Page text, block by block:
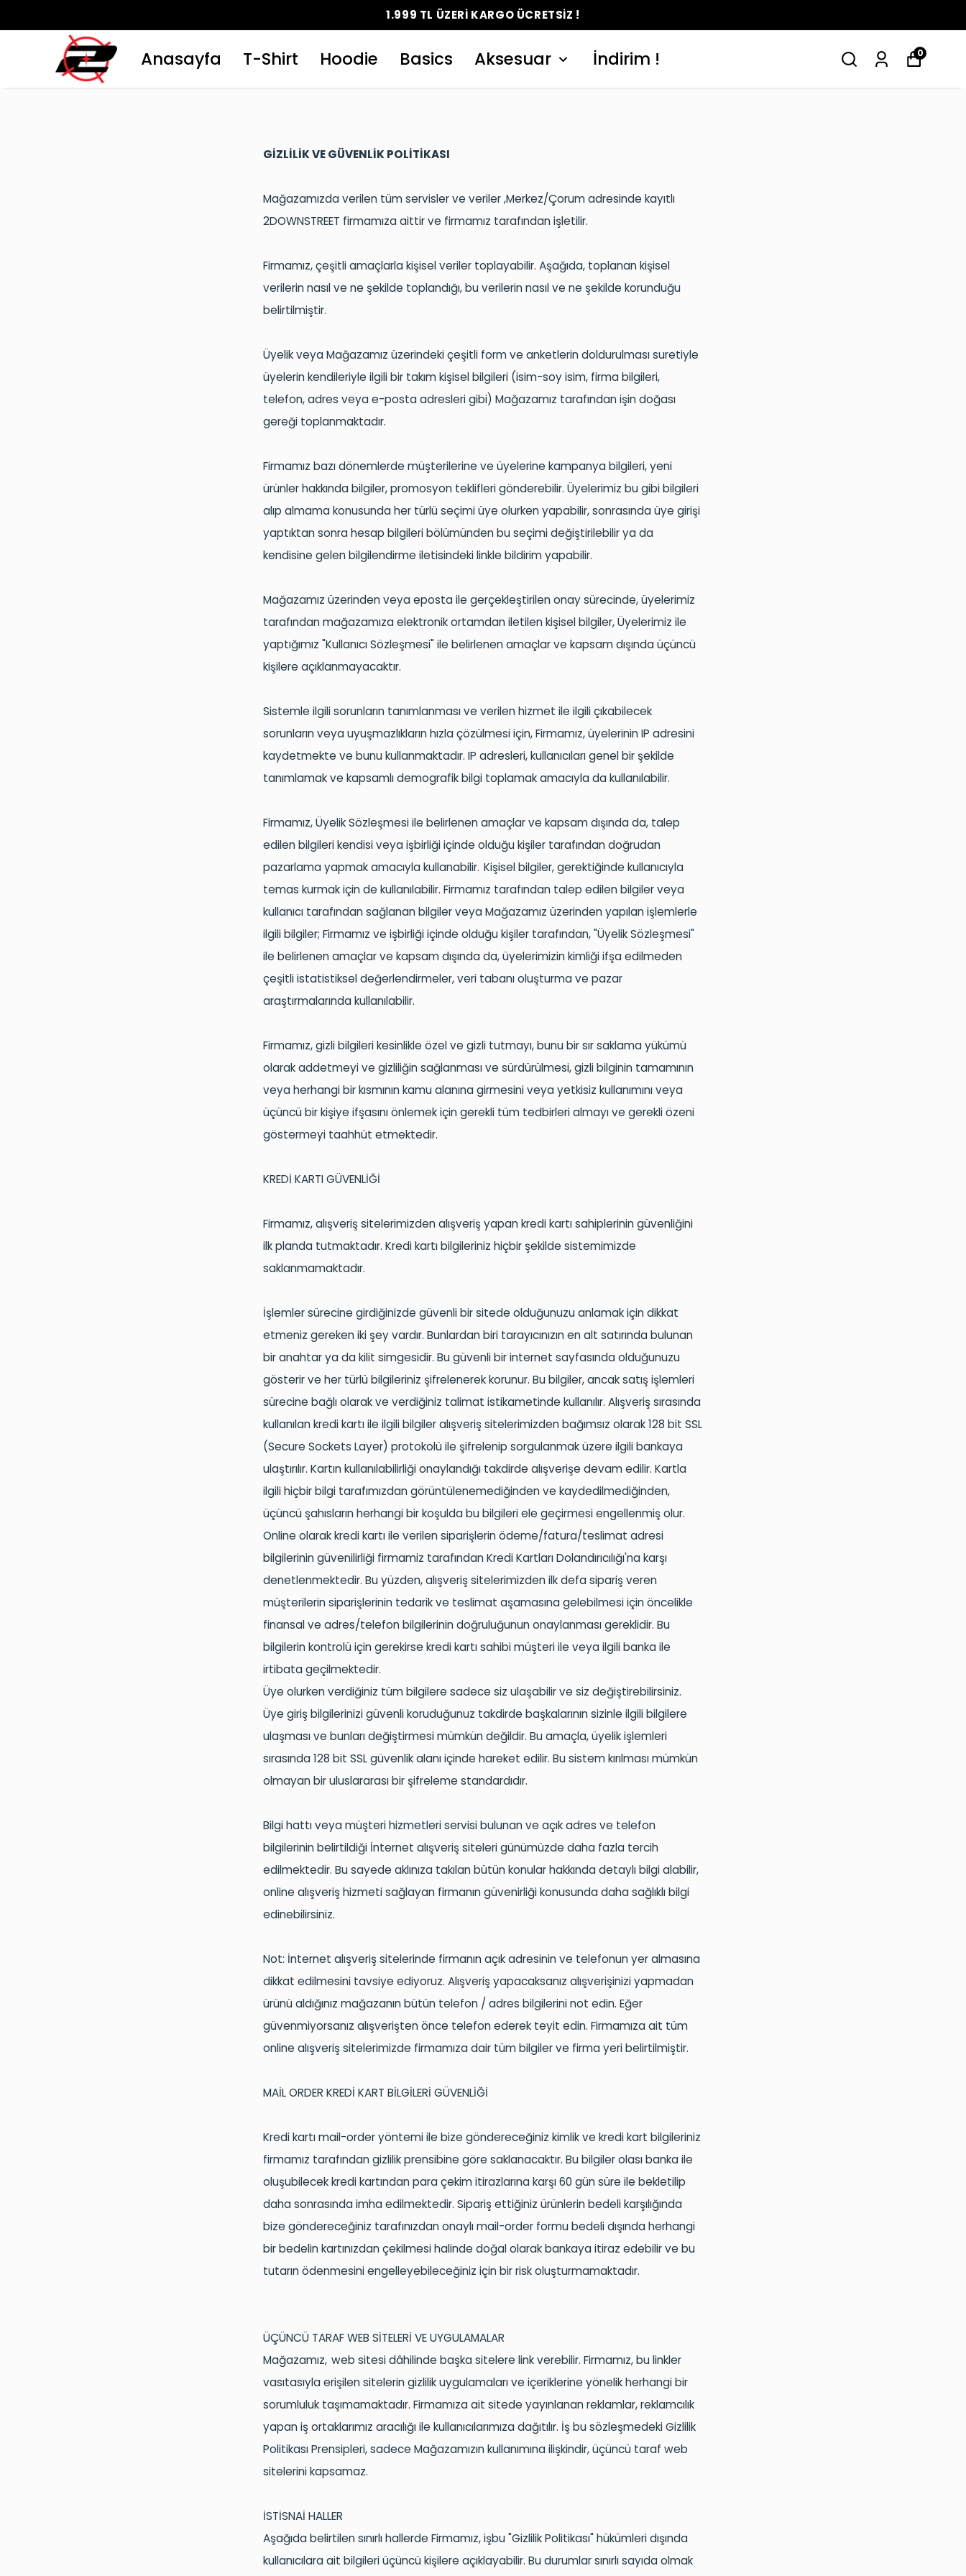
1.999 TL ÜZERİ KARGO ÜCRETSİZ !
Anasayfa T-Shirt Hoodie Basics Aksesuar İndirim ! 0
GİZLİLİK VE GÜVENLİK POLİTİKASI
Mağazamızda verilen tüm servisler ve veriler,Merkez/Çorumadresinde kayıtlı
2DOWNSTREET firmamıza aittir ve firmamız tarafından işletilir.
Firmamız, çeşitli amaçlarla kişisel veriler toplayabilir. Aşağıda, toplanan kişisel
verilerin nasıl ve ne şekilde toplandığı, bu verilerin nasıl ve ne şekilde korunduğu
belirtilmiştir.
Üyelik veya Mağazamız üzerindeki çeşitli form ve anketlerin doldurulması suretiyle
üyelerin kendileriyle ilgili bir takım kişisel bilgileri (isim-soy isim, firma bilgileri,
telefon, adres veya e-posta adresleri gibi) Mağazamız tarafından işin doğası
gereği toplanmaktadır.
Firmamız bazı dönemlerde müşterilerine ve üyelerine kampanya bilgileri, yeni
ürünler hakkında bilgiler, promosyon teklifleri gönderebilir. Üyelerimiz bu gibi bilgileri
alıp almama konusunda her türlü seçimi üye olurken yapabilir, sonrasında üye girişi
yaptıktan sonra hesap bilgileri bölümünden bu seçimi değiştirilebilir ya da
kendisine gelen bilgilendirme iletisindeki linkle bildirim yapabilir.
Mağazamız üzerinden veya eposta ile gerçekleştirilen onay sürecinde, üyelerimiz
tarafından mağazamıza elektronik ortamdan iletilen kişisel bilgiler, Üyelerimiz ile
yaptığımız "Kullanıcı Sözleşmesi" ile belirlenen amaçlar ve kapsam dışında üçüncü
kişilere açıklanmayacaktır.
Sistemle ilgili sorunların tanımlanması ve verilen hizmet ile ilgili çıkabilecek
sorunların veya uyuşmazlıkların hızla çözülmesi için, Firmamız, üyelerinin IP adresini
kaydetmekte ve bunu kullanmaktadır. IP adresleri, kullanıcıları genel bir şekilde
tanımlamak ve kapsamlı demografik bilgi toplamak amacıyla da kullanılabilir.
Firmamız, Üyelik Sözleşmesi ile belirlenen amaçlar ve kapsam dışındada, talep
edilen bilgileri kendisi veyaişbirliğiiçinde olduğu kişiler tarafından doğrudan
pazarlama yapmak amacıyla kullanabilir. Kişisel bilgiler, gerektiğinde kullanıcıyla
temas kurmak için de kullanılabilir. Firmamız tarafından talep edilen bilgiler veya
kullanıcı tarafından sağlanan bilgiler veya Mağazamız üzerinden yapılan işlemlerle
ilgili bilgiler; Firmamız ve işbirliğiiçinde olduğu kişiler tarafından, "Üyelik Sözleşmesi"
ile belirlenen amaçlar ve kapsam dışındada,üyelerimizin kimliği ifşa edilmeden
çeşitli istatistiksel değerlendirmeler, veri tabanı oluşturma ve pazar
araştırmalarında kullanılabilir.
Firmamız, gizli bilgileri kesinlikle özel ve gizli tutmayı, bunu bir sır saklama yükümü
olarak addetmeyi ve gizliliğin sağlanması ve sürdürülmesi, gizli bilginin tamamının
veya herhangi bir kısmının kamu alanına girmesini veya yetkisiz kullanımını veya
üçüncü bir kişiye ifşasını önlemek için gerekli tüm tedbirleri almayı ve gerekli özeni
göstermeyi taahhüt etmektedir.
KREDİ KARTI GÜVENLİĞİ
Firmamız, alışveriş sitelerimizden alışveriş yapan kredi kartı sahiplerinin güvenliğini
ilk planda tutmaktadır. Kredi kartı bilgileriniz hiçbir şekilde sistemimizde
saklanmamaktadır.
İşlemler sürecine girdiğinizde güvenli bir sitede olduğunuzu anlamak için dikkat
etmeniz gereken iki şey vardır. Bunlardan biri tarayıcınızın en alt satırında bulunan
bir anahtar ya da kilit simgesidir. Bu güvenli bir internet sayfasında olduğunuzu
gösterir ve her türlübilgileriniz şifrelenerek korunur. Bu bilgiler, ancak satış işlemleri
sürecine bağlı olarak ve verdiğiniz talimat istikametinde kullanılır. Alışveriş sırasında
kullanılan kredi kartı ile ilgili bilgiler alışveriş sitelerimizden bağımsız olarak 128 bit SSL
(Secure Sockets Layer) protokolü ile şifrelenip sorgulanmak üzere ilgili bankaya
ulaştırılır. Kartın kullanılabilirliği onaylandığı takdirde alışverişe devam edilir. Kartla
ilgili hiçbir bilgi tarafımızdan görüntülenemediğinden ve kaydedilmediğinden,
üçüncü şahısların herhangi bir koşulda bu bilgileri ele geçirmesi engellenmiş olur.
Online olarak kredi kartı ile verilen siparişlerin ödeme/fatura/teslimat adresi
bilgilerinin güvenilirliği firmamiz tarafından Kredi KartlarıDolandırıcılığı'nakarşı
denetlenmektedir. Bu yüzden, alışveriş sitelerimizden ilk defa sipariş veren
müşterilerin siparişlerinin tedarik ve teslimat aşamasına gelebilmesi için öncelikle
finansal ve adres/telefon bilgilerinin doğruluğunun onaylanması gereklidir. Bu
bilgilerin kontrolü için gerekirse kredi kartı sahibi müşteri ile veya ilgili banka ile
irtibata geçilmektedir.
Üye olurken verdiğiniz tüm bilgilere sadece siz ulaşabilir ve siz değiştirebilirsiniz.
Üye giriş bilgilerinizi güvenli koruduğunuz takdirde başkalarının sizinle ilgili bilgilere
ulaşması ve bunları değiştirmesi mümkün değildir. Bu amaçla, üyelik işlemleri
sırasında 128 bit SSL güvenlik alanı içinde hareket edilir. Bu sistem kırılması mümkün
olmayan bir uluslararası bir şifreleme standardıdır.
Bilgi hattı veya müşteri hizmetleri servisi bulunan ve açık adres ve telefon
bilgilerinin belirtildiği İnternet alışveriş siteleri günümüzde daha fazla tercih
edilmektedir. Bu sayede aklınıza takılan bütün konular hakkında detaylı bilgi alabilir,
online alışveriş hizmeti sağlayan firmanın güvenirliği konusunda daha sağlıklı bilgi
edinebilirsiniz.
Not: İnternet alışveriş sitelerinde firmanın açık adresinin ve telefonun yer almasına
dikkat edilmesini tavsiye ediyoruz. Alışveriş yapacaksanız alışverişinizi yapmadan
ürünü aldığınız mağazanın bütün telefon / adres bilgilerini not edin. Eğer
güvenmiyorsanız alışverişten önce telefon ederek teyit edin. Firmamıza ait tüm
online alışveriş sitelerimizde firmamıza dair tüm bilgiler ve firma yeri belirtilmiştir.
MAİL ORDER KREDİ KART BİLGİLERİ GÜVENLİĞİ
Kredi kartımail-orderyöntemi ile bize göndereceğiniz kimlik ve kredi kart bilgileriniz
firmamız tarafından gizlilik prensibine göre saklanacaktır. Bu bilgiler olası banka ile
oluşubilecekkredi kartından para çekim itirazlarına karşı 60 gün süre ile bekletilip
daha sonrasında imha edilmektedir. Sipariş ettiğiniz ürünlerin bedeli karşılığında
bize göndereceğiniz tarafınızdan onaylımail-order formu bedeli dışında herhangi
bir bedelin kartınızdan çekilmesi halinde doğal olarak bankaya itiraz edebilir ve bu
tutarın ödenmesini engelleyebileceğiniz için bir risk oluşturmamaktadır.
ÜÇÜNCÜ TARAF WEB SİTELERİ VE UYGULAMALAR
Mağazamız, web sitesi dâhilinde başka sitelere link verebilir. Firmamız, bu linkler
vasıtasıyla erişilen sitelerin gizlilik uygulamaları ve içeriklerine yönelik herhangi bir
sorumluluk taşımamaktadır. Firmamıza ait sitede yayınlanan reklamlar, reklamcılık
yapan iş ortaklarımız aracılığı ile kullanıcılarımıza dağıtılır. İş bu sözleşmedeki Gizlilik
Politikası Prensipleri, sadece Mağazamızın kullanımına ilişkindir, üçüncü taraf web
sitelerini kapsamaz.
İSTİSNAİ HALLER
Aşağıda belirtilen sınırlı hallerde Firmamız, işbu "Gizlilik Politikası" hükümleri dışında
kullanıcılara ait bilgileri üçüncü kişilere açıklayabilir. Bu durumlar sınırlı sayıda olmak